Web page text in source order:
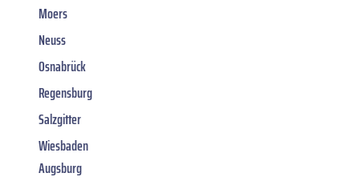
Moers
Neuss
Osnabrück
Regensburg
Salzgitter
Wiesbaden
Augsburg